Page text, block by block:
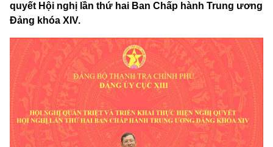
quyết Hội nghị lần thứ hai Ban Chấp hành Trung ương
Đảng khóa XIV.